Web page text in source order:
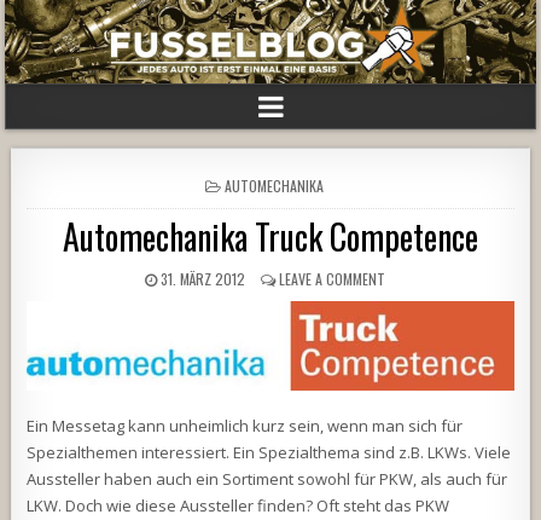
POSTED
IN
AUTOMECHANIKA
Automechanika Truck Competence
31. MÄRZ 2012 LEAVE A COMMENT
Ein Messetag kann unheimlich kurz sein, wenn man sich für
Spezialthemen interessiert. Ein Spezialthema sind z.B. LKWs. Viele
Aussteller haben auch ein Sortiment sowohl für PKW, als auch für
LKW. Doch wie diese Aussteller finden? Oft steht das PKW